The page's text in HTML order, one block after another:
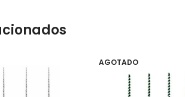
AGOTADO